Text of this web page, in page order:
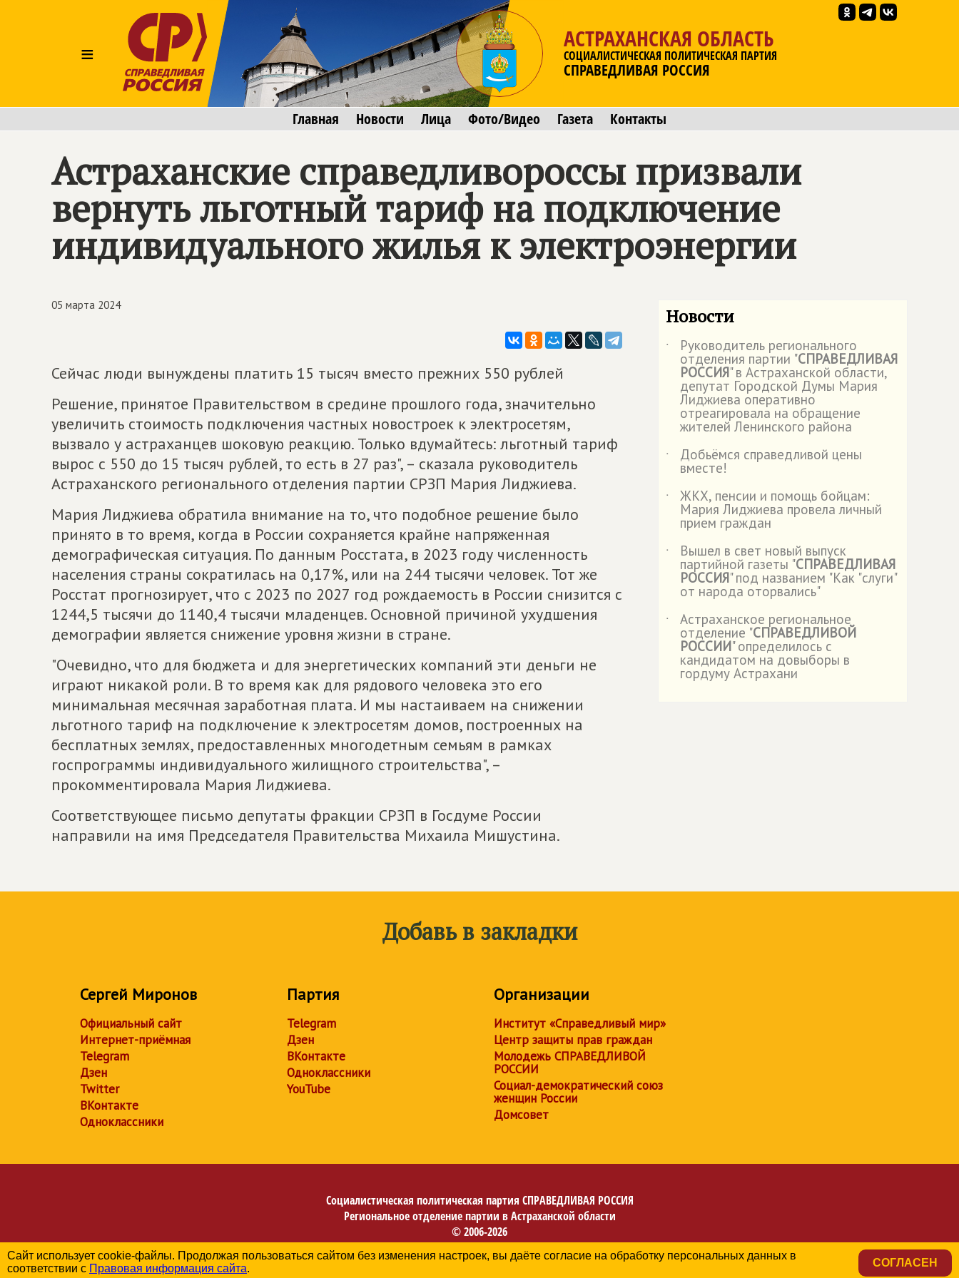
≡
АСТРАХАНСКАЯ ОБЛАСТЬ
СОЦИАЛИСТИЧЕСКАЯ ПОЛИТИЧЕСКАЯ ПАРТИЯ
СПРАВЕДЛИВАЯ РОССИЯ
Главная Новости Лица Фото/Видео Газета Контакты
Астраханские справедливороссы призвали
вернуть льготный тариф на подключение
индивидуального жилья к электроэнергии
05 марта 2024
Сейчас люди вынуждены платить 15 тысяч вместо прежних 550 рублей
Решение, принятое Правительством в средине прошлого года, значительно
увеличить стоимость подключения частных новостроек к электросетям,
вызвало у астраханцев шоковую реакцию. Только вдумайтесь: льготный тариф
вырос с 550 до 15 тысяч рублей, то есть в 27 раз", – сказала руководитель
Астраханского регионального отделения партии СРЗП Мария Лиджиева.
Мария Лиджиева обратила внимание на то, что подобное решение было
принято в то время, когда в России сохраняется крайне напряженная
демографическая ситуация. По данным Росстата, в 2023 году численность
населения страны сократилась на 0,17%, или на 244 тысячи человек. Тот же
Росстат прогнозирует, что с 2023 по 2027 год рождаемость в России снизится с
1244,5 тысячи до 1140,4 тысячи младенцев. Основной причиной ухудшения
демографии является снижение уровня жизни в стране.
"Очевидно, что для бюджета и для энергетических компаний эти деньги не
играют никакой роли. В то время как для рядового человека это его
минимальная месячная заработная плата. И мы настаиваем на снижении
льготного тариф на подключение к электросетям домов, построенных на
бесплатных землях, предоставленных многодетным семьям в рамках
госпрограммы индивидуального жилищного строительства", –
прокомментировала Мария Лиджиева.
Соответствующее письмо депутаты фракции СРЗП в Госдуме России
направили на имя Председателя Правительства Михаила Мишустина.
Новости
˙ Руководитель регионального
отделения партии "СПРАВЕДЛИВАЯ
РОССИЯ" в Астраханской области,
депутат Городской Думы Мария
Лиджиева оперативно
отреагировала на обращение
жителей Ленинского района
˙
Добьёмся справедливой цены
вместе!
˙
ЖКХ, пенсии и помощь бойцам:
Мария Лиджиева провела личный
прием граждан
˙
Вышел в свет новый выпуск
партийной газеты "СПРАВЕДЛИВАЯ
РОССИЯ" под названием "Как "слуги"
от народа оторвались"
˙
Астраханское региональное
отделение "СПРАВЕДЛИВОЙ
РОССИИ" определилось с
кандидатом на довыборы в
гордуму Астрахани
Добавь в закладки
Сергей Миронов
Официальный сайт
Интернет-приёмная
Telegram
Дзен
Twitter
ВКонтакте
Одноклассники
Партия
Telegram
Дзен
ВКонтакте
Одноклассники
YouTube
Организации
Институт «Справедливый мир»
Центр защиты прав граждан
Молодежь СПРАВЕДЛИВОЙ
РОССИИ
Социал-демократический союз
женщин России
Домсовет
Социалистическая политическая партия СПРАВЕДЛИВАЯ РОССИЯ
Региональное отделение партии в Астраханской области
© 2006-2026
Политика в отношении обработки персональных данных
Сайт использует cookie-файлы. Продолжая пользоваться сайтом без изменения настроек, вы даёте согласие на обработку персональных данных в
соответствии с Правовая информация сайта. СОГЛАСЕН